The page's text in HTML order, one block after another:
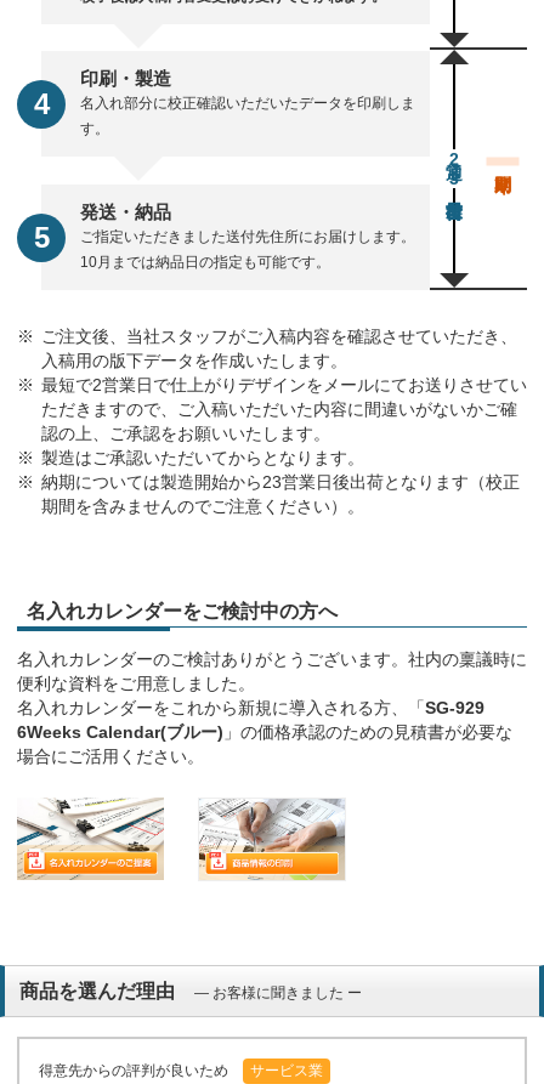
印刷・製造
名入れ部分に校正確認いただいたデータを印刷しま
す。
発送・納品
ご指定いただきました送付先住所にお届けします。
10月までは納品日の指定も可能です。
通常23営業日後出荷
ご注文後、当社スタッフがご入稿内容を確認させていただき、
入稿用の版下データを作成いたします。
最短で2営業日で仕上がりデザインをメールにてお送りさせてい
ただきますので、ご入稿いただいた内容に間違いがないかご確
認の上、ご承認をお願いいたします。
製造はご承認いただいてからとなります。
納期については製造開始から23営業日後出荷となります（校正
期間を含みませんのでご注意ください）。
名入れカレンダーをご検討中の方へ
名入れカレンダーのご検討ありがとうございます。社内の稟議時に
便利な資料をご用意しました。
名入れカレンダーをこれから新規に導入される方、「SG-929
6Weeks Calendar(ブルー) 」の価格承認のための見積書が必要な
場合にご活用ください。
商品を選んだ理由 ― お客様に聞きました ー
得意先からの評判が良いため サービス業